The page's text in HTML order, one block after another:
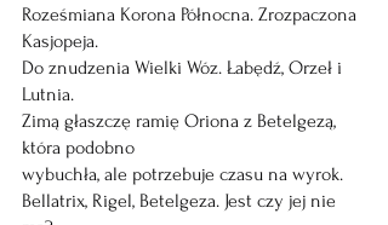
Roześmiana Korona Północna. Zrozpaczona
Kasjopeja.
Do znudzenia Wielki Wóz. Łabędź, Orzeł i
Lutnia.
Zimą głaszczę ramię Oriona z Betelgezą,
która podobno
wybuchła, ale potrzebuje czasu na wyrok.
Bellatrix, Rigel, Betelgeza. Jest czy jej nie